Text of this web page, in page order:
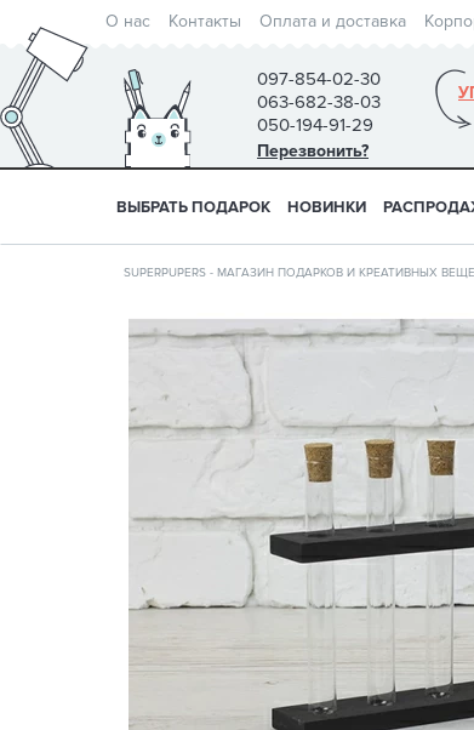
О нас Контакты Оплата и доставка
097-854-02-30
063-682-38-03
050-194-91-29
Перезвонить?
ВЫБРАТЬ ПОДАРОК НОВИНКИ
SUPERPUPERS - МАГАЗИН ПОДАРКОВ И КРЕАТИВНЫХ